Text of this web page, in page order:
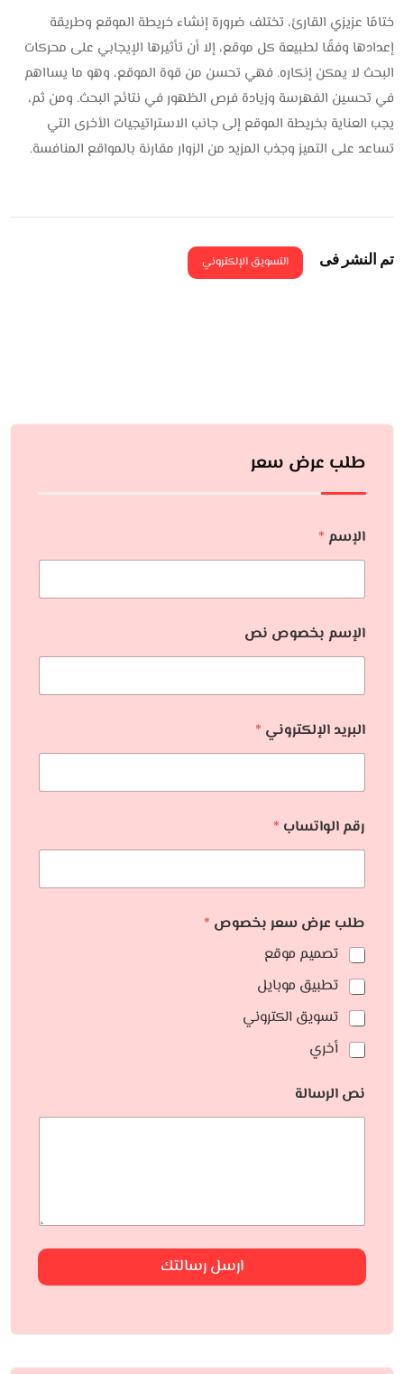
ختامًا عزيزي القارئ، تختلف ضرورة إنشاء خريطة الموقع وطريقة
إعدادها وفقًا لطبيعة كل موقع، إلا أن تأثيرها الإيجابي على محركات
البحث لا يمكن إنكاره. فهي تحسن من قوة الموقع، وهو ما يسااهم
في تحسين الفهرسة وزيادة فرص الظهور في نتائج البحث. ومن ثم،
يجب العناية بخريطة الموقع إلى جانب الاستراتيجيات الأخرى التي
تساعد على التميز وجذب المزيد من الزوار مقارنة بالمواقع المنافسة.
تم النشر فى التسويق الإلكتروني
طلب عرض سعر
الإسم *
الإسم بخصوص نص
البريد الإلكتروني *
رقم الواتساب *
طلب عرض سعر بخصوص *
تصميم موقع
تطبيق موبايل
تسويق الكتروني
أخري
نص الرسالة
ارسل رسالتك